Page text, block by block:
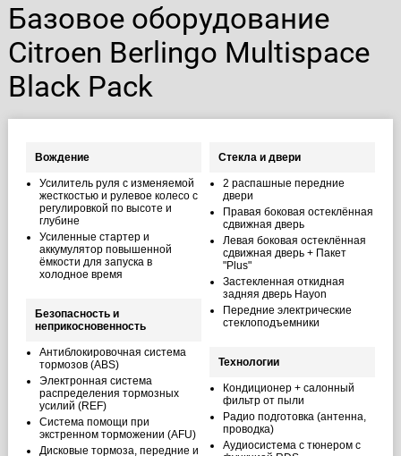
Базовое оборудование
Citroen Berlingo Multispace
Black Pack
Вождение
Усилитель руля с изменяемой
жесткостью и рулевое колесо с
регулировкой по высоте и
глубине
Усиленные стартер и
аккумулятор повышенной
ёмкости для запуска в
холодное время
Безопасность и
неприкосновенность
Антиблокировочная система
тормозов (ABS)
Электронная система
распределения тормозных
усилий (REF)
Система помощи при
экстренном торможении (AFU)
Дисковые тормоза, передние и
Стекла и двери
2 распашные передние
двери
Правая боковая остеклённая
сдвижная дверь
Левая боковая остеклённая
сдвижная дверь + Пакет
"Plus"
Застекленная откидная
задняя дверь Hayon
Передние электрические
стеклоподъемники
Технологии
Кондиционер + салонный
фильтр от пыли
Радио подготовка (антенна,
проводка)
Аудиосистема с тюнером c